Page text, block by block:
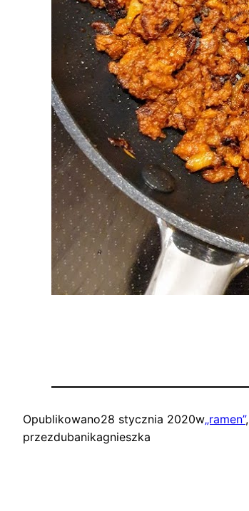
Opublikowano28 stycznia 2020w„ramen”,
przezdubanikagnieszka